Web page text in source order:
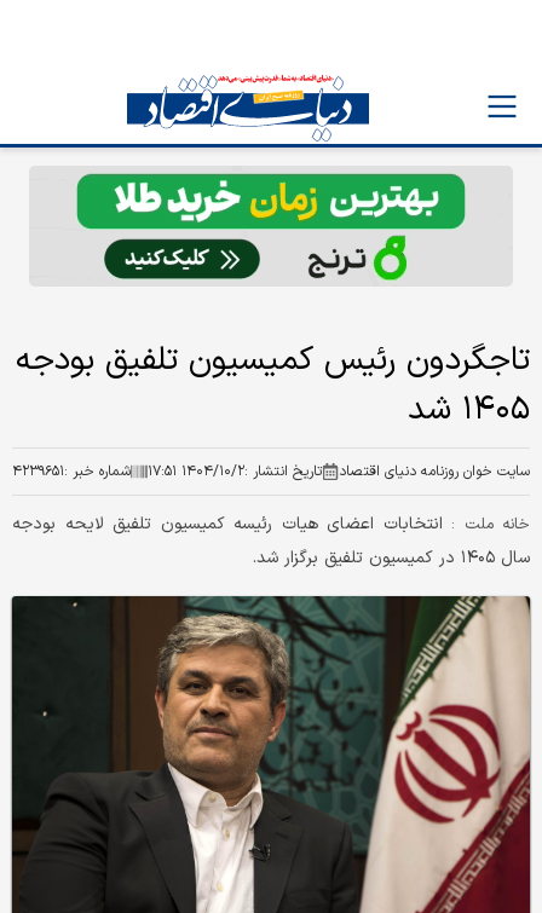
تاجگردون رئیس کمیسیون تلفیق بودجه
۱۴۰۵ شد
سایت خوان روزنامه دنیای اقتصاد تاریخ انتشار :۱۴۰۴/۱۰/۲ ۱۷:۵۱ شماره خبر :۴۲۳۹۶۵۱
خانه ملت : انتخابات اعضای هیات رئیسه کمیسیون تلفیق لایحه بودجه
سال ۱۴۰۵ در کمیسیون تلفیق برگزار شد.